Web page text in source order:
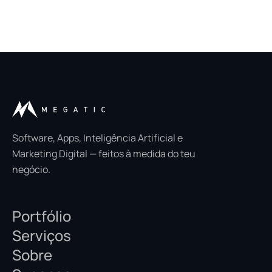
Software, Apps, Inteligência Artificial e
Marketing Digital — feitos à medida do teu
negócio.
Portfólio
Serviços
Sobre